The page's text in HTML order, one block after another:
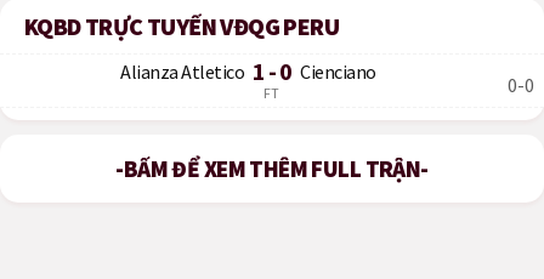
KQBD TRỰC TUYẾN VĐQG PERU
0-0
Alianza Atletico 1 - 0 Cienciano
FT
-BẤM ĐỂ XEM THÊM FULL TRẬN-